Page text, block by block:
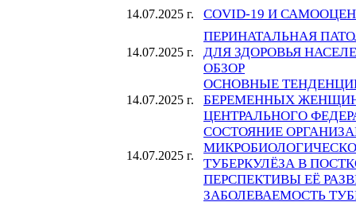
14.07.2025 г. COVID-19 И
14.07.2025 г.
ПЕРИНАТАЛЬНАЯ
ДЛЯ ЗДОРОВЬЯ
ОБЗОР
14.07.2025 г.
ОСНОВНЫЕ
БЕРЕМЕННЫХ
ЦЕНТРАЛЬНОГО
14.07.2025 г.
СОСТОЯНИЕ
ТУБЕРКУЛЁЗА В
ПЕРСПЕКТИВЫ ЕЁ
ЗАБОЛЕВАЕМОСТЬ